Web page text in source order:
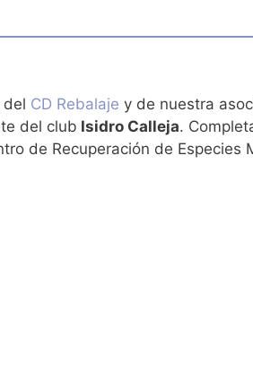
del CD Rebalaje y de nuestra
del club Isidro Calleja.
de Recuperación de Especies